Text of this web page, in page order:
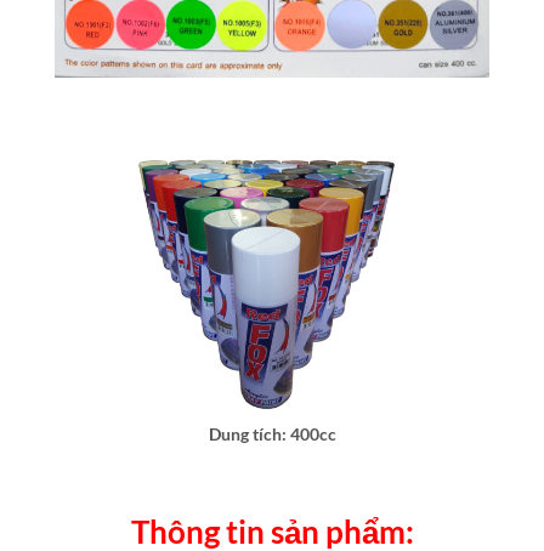
Dung tích: 400cc
Thông tin sản phẩm: